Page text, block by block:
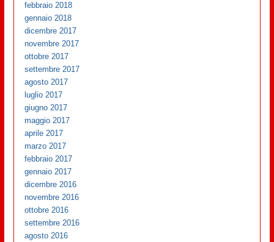
febbraio 2018
gennaio 2018
dicembre 2017
novembre 2017
ottobre 2017
settembre 2017
agosto 2017
luglio 2017
giugno 2017
maggio 2017
aprile 2017
marzo 2017
febbraio 2017
gennaio 2017
dicembre 2016
novembre 2016
ottobre 2016
settembre 2016
agosto 2016